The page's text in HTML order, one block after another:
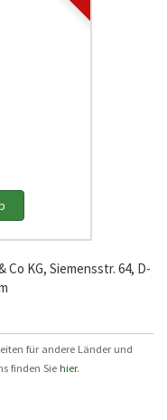
Co KG, Siemensstr. 64, D-
für andere Länder und
finden Siehier.